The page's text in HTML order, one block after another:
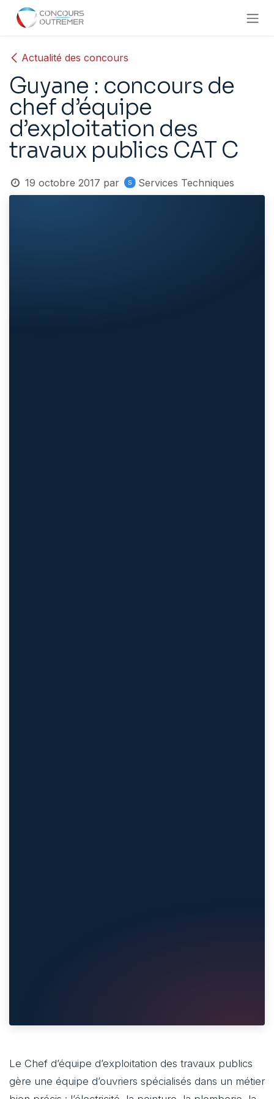
Se rendre au contenu
Actualité des concours
Guyane : concours de
chef d’équipe
d’exploitation des
travaux publics CAT C
19 octobre 2017 par Services Techniques
Le Chef d’équipe d’exploitation des travaux publics
gère une équipe d’ouvriers spécialisés dans un métier